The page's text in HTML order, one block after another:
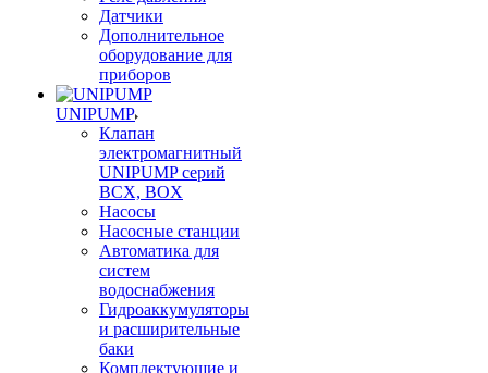
Датчики
Дополнительное
оборудование для
приборов
UNIPUMP
Клапан
электромагнитный
UNIPUMP серий
BCX, BOX
Насосы
Насосные станции
Автоматика для
систем
водоснабжения
Гидроаккумуляторы
и расширительные
баки
Комплектующие и